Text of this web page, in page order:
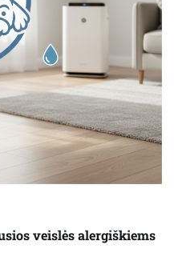
veislės alergiškiems